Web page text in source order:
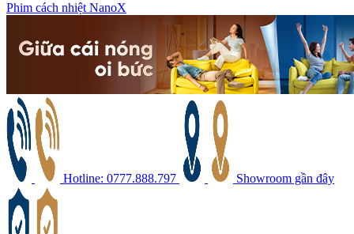
Phim cách nhiệt NanoX
Hotline: 0777.888.797 Showroom gần đây